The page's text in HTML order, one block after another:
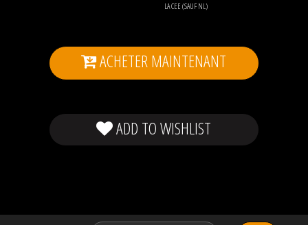
LA CEE (SAUF NL)
ACHETER MAINTENANT
ADD TO WISHLIST